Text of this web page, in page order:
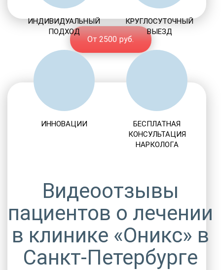
От 2500 руб.
ИНДИВИДУАЛЬНЫЙ
ПОДХОД
КРУГЛОСУТОЧНЫЙ
ВЫЕЗД
ИННОВАЦИИ
БЕСПЛАТНАЯ
КОНСУЛЬТАЦИЯ
НАРКОЛОГА
Видеоотзывы
пациентов о лечении
в клинике «Оникс» в
Санкт-Петербурге